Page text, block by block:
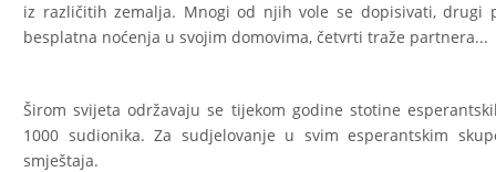
iz različitih zemalja. Mnogi od njih vole se dopisivati, drugi
besplatna noćenja u svojim domovima, četvrti traže partnera...
Širom svijeta održavaju se tijekom godine stotine
1000 sudionika. Za sudjelovanje u svim esperantskim
smještaja.